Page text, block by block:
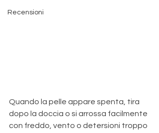
Recensioni
Quando la pelle appare spenta, tira
dopo la doccia o si arrossa facilmente
con freddo, vento o detersioni troppo